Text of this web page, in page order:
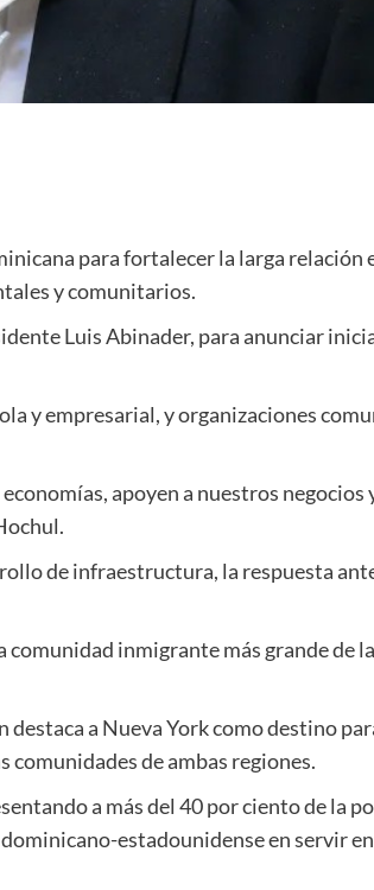
para fortalecer la larga relación
y comunitarios.
Luis Abinader, para anunciar
y empresarial, y organizaciones
apoyen a nuestros negocios
de infraestructura, la respuesta
inmigrante más grande de
a Nueva York como destino
de ambas regiones.
a más del 40 por ciento de la
estadounidense en servir